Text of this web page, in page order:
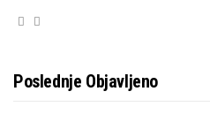
Poslednje Objavljeno